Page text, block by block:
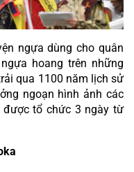
ngựa dùng cho quân
hoang trên những
qua 1100 năm lịch sử
ngoạn hình ảnh các
được tổ chức 3 ngày từ